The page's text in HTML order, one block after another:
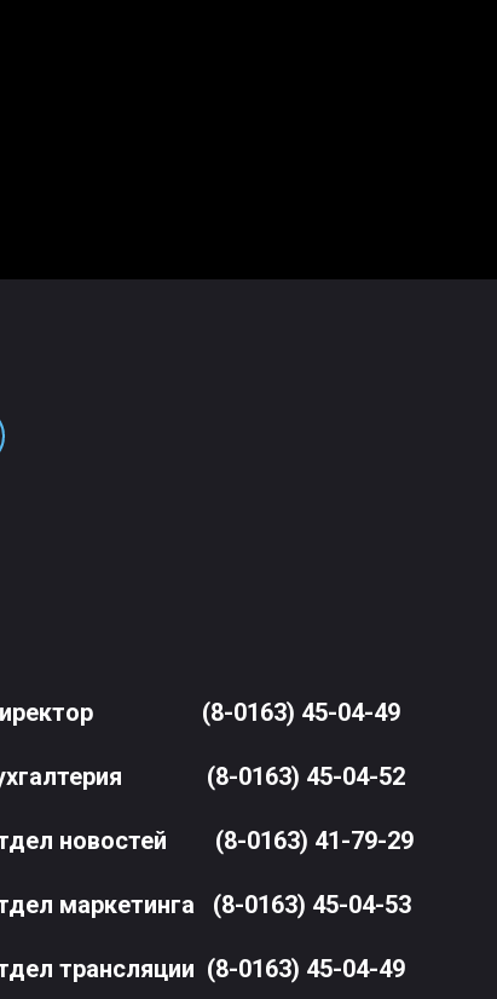
(8-0163) 45-04-49
(8-0163) 45-04-52
новостей (8-0163) 41-79-29
маркетинга (8-0163) 45-04-53
трансляции (8-0163) 45-04-49